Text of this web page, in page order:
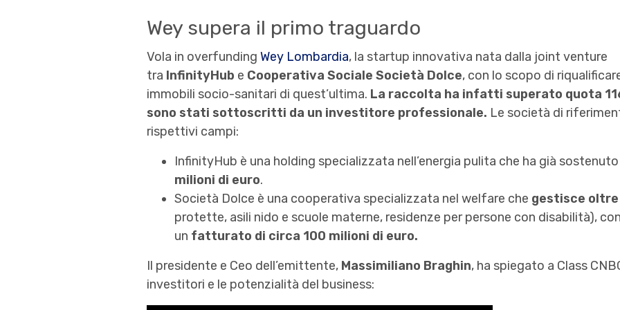
Wey supera il primo traguardo
Vola in overfunding Wey Lombardia, la startup innovativa nata dalla joint venture
tra InfinityHub e Cooperativa Sociale Società Dolce, con lo scopo di
immobili socio-sanitari di quest’ultima. La raccolta ha infatti superato quota
sono stati sottoscritti da un investitore professionale. Le società di
rispettivi campi:
InfinityHub è una holding specializzata nell’energia pulita che ha già
milioni di euro.
Società Dolce è una cooperativa specializzata nel welfare che gestisce
protette, asili nido e scuole materne, residenze per persone con disabilità),
un fatturato di circa 100 milioni di euro.
Il presidente e Ceo dell’emittente, Massimiliano Braghin, ha spiegato a Class
investitori e le potenzialità del business: